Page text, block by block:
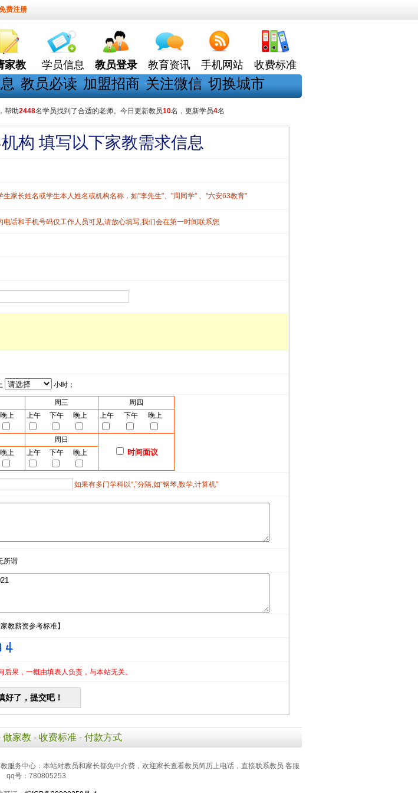
费注册
家教 学员信息 教员登录 教育资讯 手机网站 收费标准
教员必读 加盟招商 关注微信 切换城市
帮助2448名学员找到了合适的老师。今日更新教员10名，更新学员4名
构 填写以下家教需求信息
生家长姓名或学生本人姓名或机构名称，如"李先生"、"周同学" 、"六安63教育"
电话和手机号码仅工作人员可见,请放心填写,我们会在第一时间联系您
小时；
周三
周四
晚上 上午 下午 晚上 上午 下午 晚上
周日
时间面议
晚上 上午 下午 晚上
如果有多门学科以“,”分隔,如“钢琴,数学,计算机”
所谓
教薪资参考标准】
后果，一概由填表人负责，与本站无关。
做家教 - 收费标准 - 付款方式
服务中心：本站对教员和家长都免中介费，欢迎家长查看教员简历上电话，直接联系教员 客服
qq号：780805253